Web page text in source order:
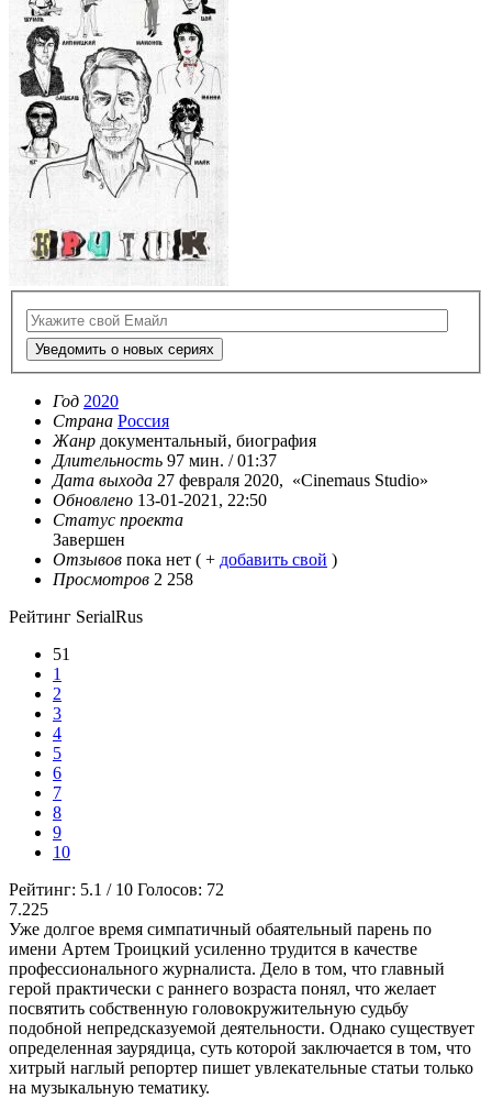
Уведомить о новых сериях
Год 2020
Страна Россия
Жанр документальный, биография
Длительность 97 мин. / 01:37
Дата выхода 27 февраля 2020, «Cinemaus Studio»
Обновлено 13-01-2021, 22:50
Статус проекта
Завершен
Отзывов пока нет ( + добавить свой )
Просмотров 2 258
Рейтинг SerialRus
51
1
2
3
4
5
6
7
8
9
10
Рейтинг: 5.1 / 10 Голосов: 72
7.225
Уже долгое время симпатичный обаятельный парень по
имени Артем Троицкий усиленно трудится в качестве
профессионального журналиста. Дело в том, что главный
герой практически с раннего возраста понял, что желает
посвятить собственную головокружительную судьбу
подобной непредсказуемой деятельности. Однако существует
определенная заурядица, суть которой заключается в том, что
хитрый наглый репортер пишет увлекательные статьи только
на музыкальную тематику.